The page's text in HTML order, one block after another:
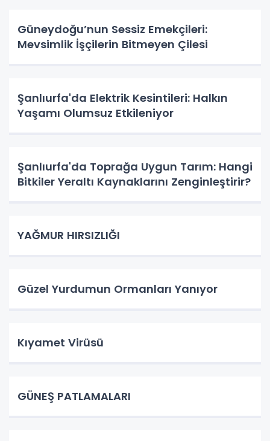
Güneydoğu’nun Sessiz Emekçileri:
Mevsimlik İşçilerin Bitmeyen Çilesi
Şanlıurfa'da Elektrik Kesintileri: Halkın
Yaşamı Olumsuz Etkileniyor
Şanlıurfa'da Toprağa Uygun Tarım: Hangi
Bitkiler Yeraltı Kaynaklarını Zenginleştirir?
YAĞMUR HIRSIZLIĞI
Güzel Yurdumun Ormanları Yanıyor
Kıyamet Virüsü
GÜNEŞ PATLAMALARI